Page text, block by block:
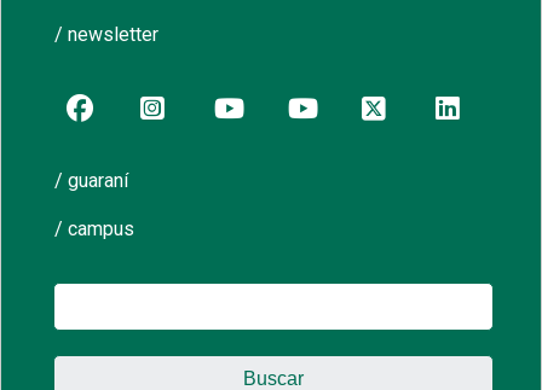
/ newsletter
/ guaraní
/ campus
Buscar: